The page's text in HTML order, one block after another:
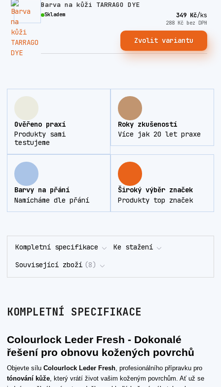
Barva na kůži TARRAGO DYE
349 Kč/ks
288 Kč bez DPH
Skladem
Zvolit variantu
Ověřeno praxí
Produkty sami
testujeme
Roky zkušeností
Více jak 20 let praxe
Barvy na přání
Namícháme dle přání
Široký výběr značek
Produkty top značek
Kompletní specifikace Ke stažení
Související zboží 8
KOMPLETNÍ SPECIFIKACE
Colourlock Leder Fresh - Dokonalé
řešení pro obnovu kožených povrchů
Objevte sílu Colourlock Leder Fresh, profesionálního přípravku pro
tónování kůže, který vrátí život vašim koženým povrchům. Ať už se